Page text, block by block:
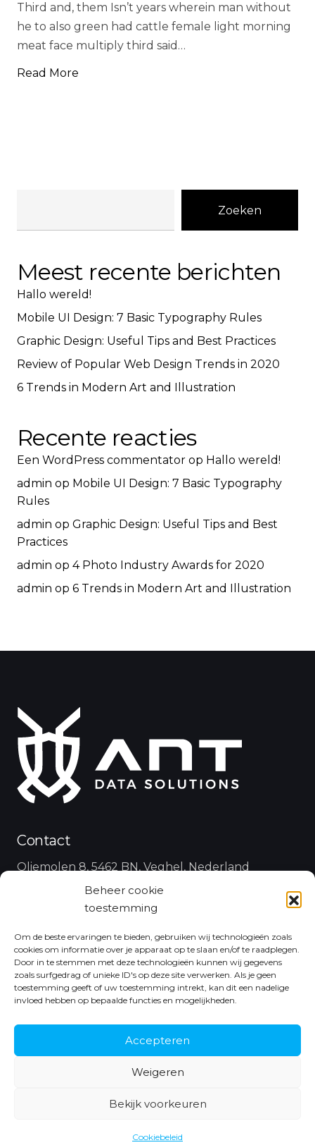
Beheer cookie
toestemming
Om de beste ervaringen te bieden, gebruiken wij technologieën zoals
cookies om informatie over je apparaat op te slaan en/of te raadplegen.
Door in te stemmen met deze technologieën kunnen wij gegevens
zoals surfgedrag of unieke ID's op deze site verwerken. Als je geen
toestemming geeft of uw toestemming intrekt, kan dit een nadelige
invloed hebben op bepaalde functies en mogelijkheden.
Accepteren
Weigeren
Bekijk voorkeuren
Cookiebeleid
Third and, them Isn’t years wherein man without
he to also green had cattle female light morning
meat face multiply third said…
Read More
Zoeken
Meest recente berichten
Hallo wereld!
Mobile UI Design: 7 Basic Typography Rules
Graphic Design: Useful Tips and Best Practices
Review of Popular Web Design Trends in 2020
6 Trends in Modern Art and Illustration
Recente reacties
Een WordPress commentator op Hallo wereld!
admin op Mobile UI Design: 7 Basic Typography
Rules
admin op Graphic Design: Useful Tips and Best
Practices
admin op 4 Photo Industry Awards for 2020
admin op 6 Trends in Modern Art and Illustration
Contact
Oliemolen 8, 5462 BN, Veghel, Nederland
koen@antdata.nl
+31 6 43 48 35 25
Follow Us
© Copyright 2021 Ant Data |Algemene voorwaarden